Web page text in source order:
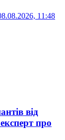
11:48
від
про